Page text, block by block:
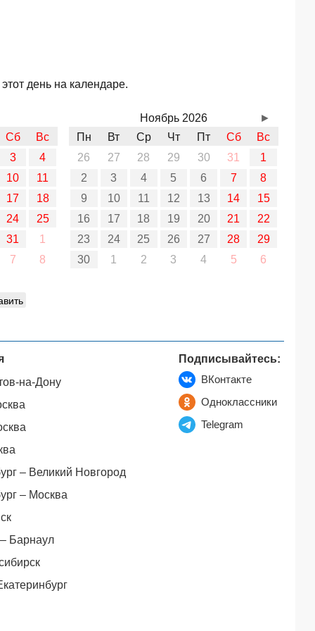
день на календаре.
Сб
Вс
3
4
10
11
17
18
24
25
31
1
7
8
Ноябрь 2026
Пн
Вт Ср Чт Пт Сб
Вс
26
27 28 29 30 31
1
2
3 4 5 6 7
8
9
10 11 12 13 14
15
16
17 18 19 20 21
22
23
24 25 26 27 28
29
30
1 2 3 4 5 6
►
на-Дону
– Великий Новгород
– Москва
Барнаул
Подписывайтесь:
ВКонтакте
Одноклассники
Telegram